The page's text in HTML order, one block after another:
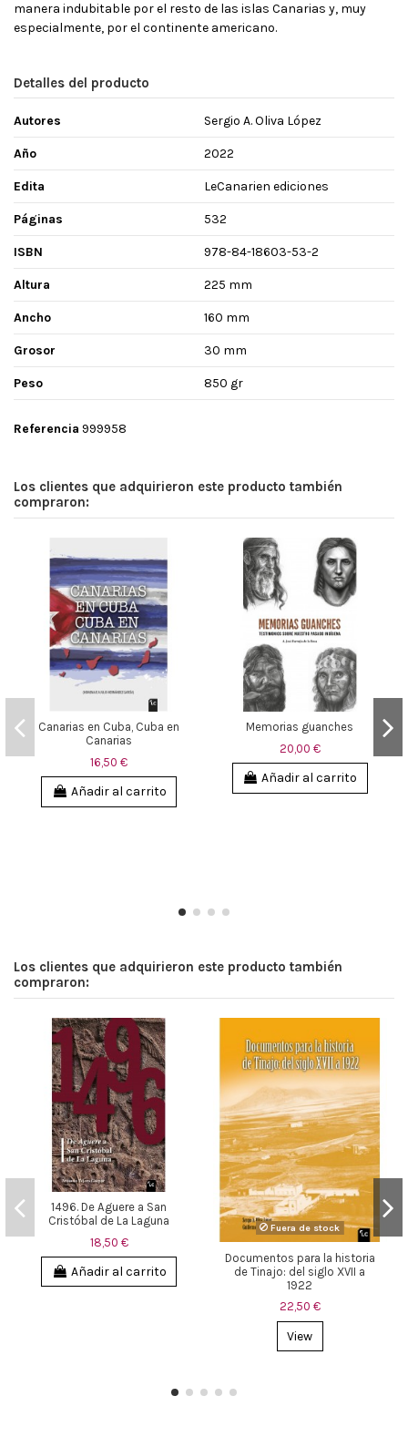
manera indubitable por el resto de las islas Canarias y, muy
especialmente, por el continente americano.
Detalles del producto
Autores Sergio A. Oliva López
Año 2022
Edita LeCanarien ediciones
Páginas 532
ISBN 978-84-18603-53-2
Altura 225 mm
Ancho 160 mm
Grosor 30 mm
Peso 850 gr
Referencia 999958
Los clientes que adquirieron este producto también
compraron:
Canarias en Cuba, Cuba en
Canarias
16,50 €
Añadir al carrito
Memorias guanches
20,00 €
Añadir al carrito
Los clientes que adquirieron este producto también
compraron:
1496. De Aguere a San
Cristóbal de La Laguna
18,50 €
Añadir al carrito
Fuera de stock
Documentos para la historia
de Tinajo: del siglo XVII a
1922
22,50 €
View